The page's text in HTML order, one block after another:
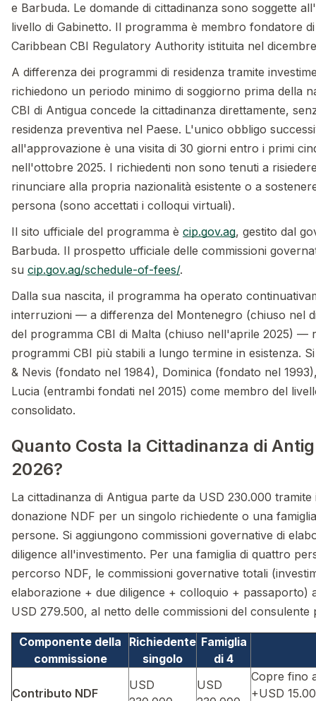
e Barbuda. Le domande di cittadinanza sono soggette
livello di Gabinetto. Il programma è membro fondatore
Caribbean CBI Regulatory Authority istituita nel
A differenza dei programmi di residenza tramite
richiedono un periodo minimo di soggiorno prima della
CBI di Antigua concede la cittadinanza direttamente,
residenza preventiva nel Paese. L'unico obbligo
all'approvazione è una visita di 30 giorni entro i primi
nell'ottobre 2025. I richiedenti non sono tenuti a
rinunciare alla propria nazionalità esistente o a
persona (sono accettati i colloqui virtuali).
Il sito ufficiale del programma è cip.gov.ag, gestito dal
Barbuda. Il prospetto ufficiale delle commissioni
su cip.gov.ag/schedule-of-fees/.
Dalla sua nascita, il programma ha operato
interruzioni — a differenza del Montenegro (chiuso nel
del programma CBI di Malta (chiuso nell'aprile 2025) —
programmi CBI più stabili a lungo termine in esistenza.
& Nevis (fondato nel 1984), Dominica (fondato nel
Lucia (entrambi fondati nel 2015) come membro del
consolidato.
Quanto Costa la Cittadinanza di
2026?
La cittadinanza di Antigua parte da USD 230.000
donazione NDF per un singolo richiedente o una
persone. Si aggiungono commissioni governative di
diligence all'investimento. Per una famiglia di quattro
percorso NDF, le commissioni governative totali
elaborazione + due diligence + colloquio + passaporto)
USD 279.500, al netto delle commissioni del consulente
Componente della
commissione
Richiedente
singolo
Famiglia
di 4
Contributo NDF
USD
USD
Copre fino
+USD